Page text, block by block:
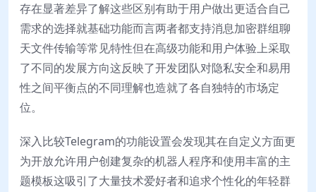
存在显著差异了解这些区别有助于用户做出更适合自己
需求的选择就基础功能而言两者都支持消息加密群组聊
天文件传输等常见特性但在高级功能和用户体验上采取
了不同的发展方向这反映了开发团队对隐私安全和易用
性之间平衡点的不同理解也造就了各自独特的市场定
位。
深入比较Telegram的功能设置会发现其在自定义方面更
为开放允许用户创建复杂的机器人程序和使用丰富的主
题模板这吸引了大量技术爱好者和追求个性化的年轻群